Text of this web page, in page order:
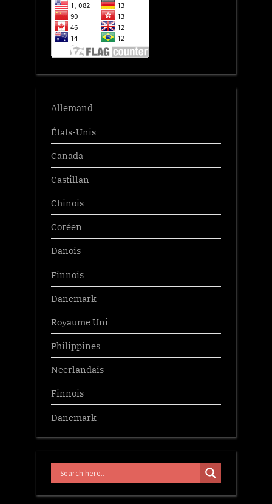
Allemand
États-Unis
Canada
Castillan
Chinois
Coréen
Danois
Finnois
Danemark
Royaume Uni
Philippines
Neerlandais
Finnois
Danemark